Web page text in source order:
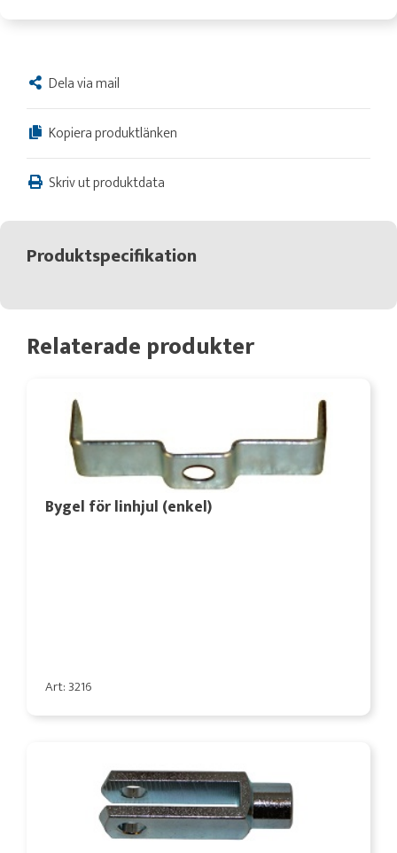
Dela via mail
Kopiera produktlänken
Skriv ut produktdata
Produktspecifikation
Relaterade produkter
Bygel för linhjul (enkel)
Art: 3216